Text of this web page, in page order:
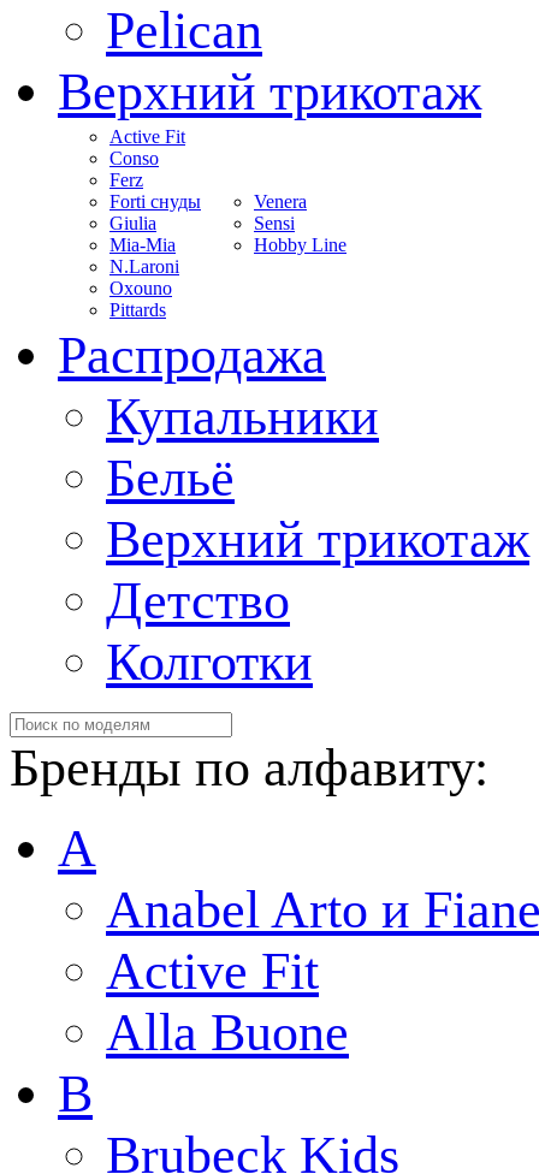
Pelican
Верхний трикотаж
Active Fit
Conso
Ferz
Forti снуды
Giulia
Mia-Mia
N.Laroni
Oxouno
Pittards
Venera
Sensi
Hobby Line
Распродажа
Купальники
Бельё
Верхний трикотаж
Детство
Колготки
Бренды по алфавиту:
A
Anabel Arto и
Active Fit
Alla Buone
B
Brubeck Kids